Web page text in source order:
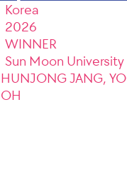
Korea
2026
WINNER
Sun Moon University
HUNJONG JANG,
OH